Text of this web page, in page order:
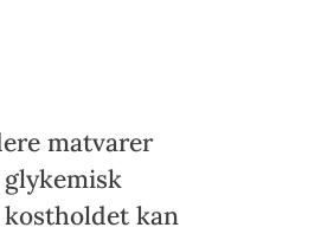
matvarer
kan